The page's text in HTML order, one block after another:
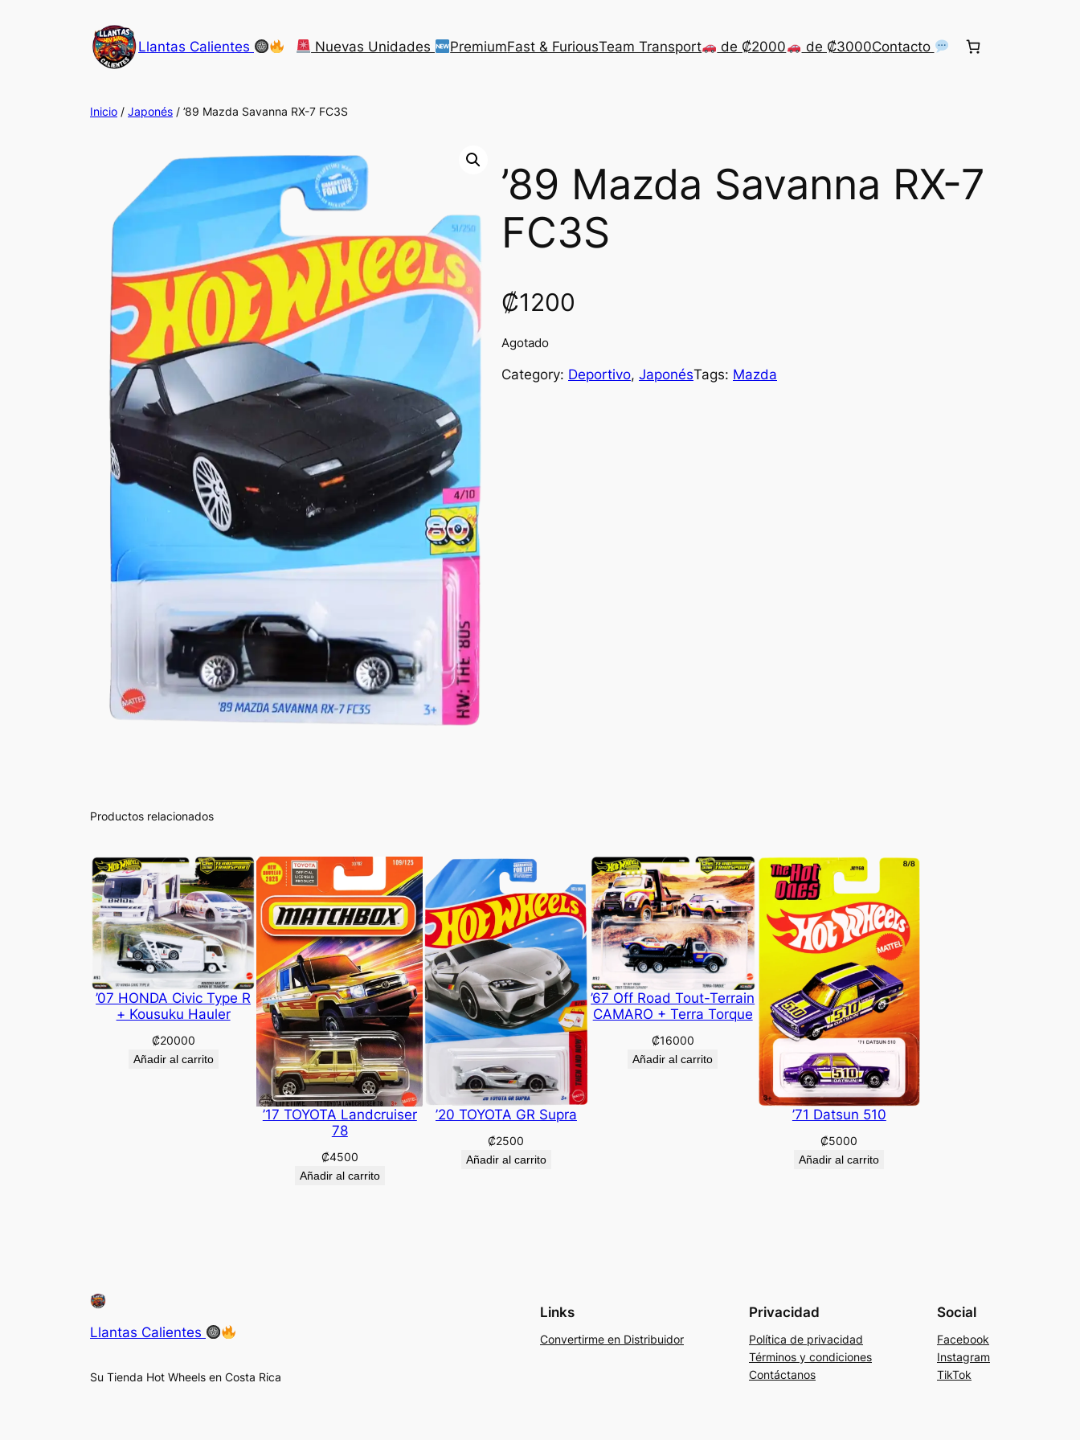
Llantas Calientes Nuevas Unidades PremiumFast & FuriousTeam Transport de ₡2000 de ₡3000Contacto
Inicio / Japonés / ’89 Mazda Savanna RX-7 FC3S
’89 Mazda Savanna RX-7
FC3S
₡1200
Agotado
Category: Deportivo, JaponésTags: Mazda
Productos relacionados
’07 HONDA Civic Type R
+ Kousuku Hauler
₡20000
Añadir al carrito
’17 TOYOTA Landcruiser
78
₡4500
Añadir al carrito
’20 TOYOTA GR Supra
₡2500
Añadir al carrito
’67 Off Road Tout-Terrain
CAMARO + Terra Torque
₡16000
Añadir al carrito
’71 Datsun 510
₡5000
Añadir al carrito
Llantas Calientes
Su Tienda Hot Wheels en Costa Rica
Links
Convertirme en Distribuidor
Privacidad
Política de privacidad
Términos y condiciones
Contáctanos
Social
Facebook
Instagram
TikTok